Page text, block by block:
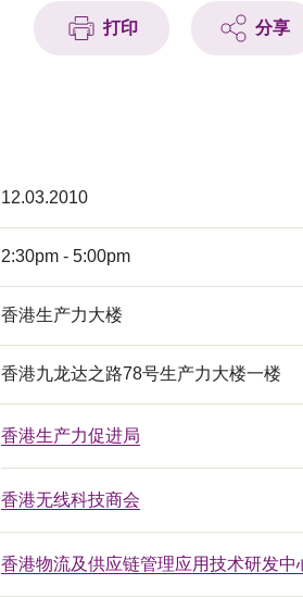
打印 分享
12.03.2010
2:30pm - 5:00pm
香港生产力大楼
香港九龙达之路78号生产力大楼一楼
香港生产力促进局
香港无线科技商会
香港物流及供应链管理应用技术研发中